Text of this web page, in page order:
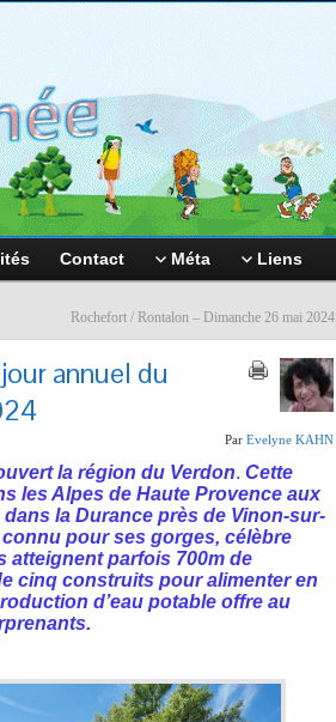
Contact Méta Liens
Rochefort / Rontalon – Dimanche 26 mai 2024
annuel du
Par Evelyne KAHN
la région du Verdon. Cette
les Alpes de Haute Provence aux
dans la Durance près de Vinon-sur-
pour ses gorges, célèbre
atteignent parfois 700m de
cinq construits pour alimenter en
d’eau potable offre au